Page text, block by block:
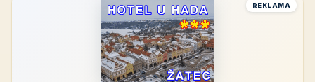
REKLAMA